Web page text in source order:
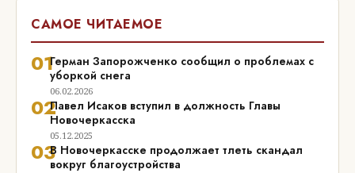
САМОЕ ЧИТАЕМОЕ
01Герман Запорожченко сообщил о проблемах с
уборкой снега
06.02.2026
02Павел Исаков вступил в должность Главы
Новочеркасска
05.12.2025
03В Новочеркасске продолжает тлеть скандал
вокруг благоустройства